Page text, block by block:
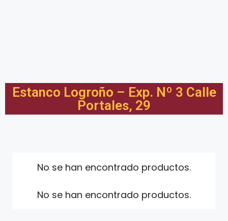
Estanco Logroño – Exp. Nº 3 Calle
Portales, 29
No se han encontrado productos.
No se han encontrado productos.